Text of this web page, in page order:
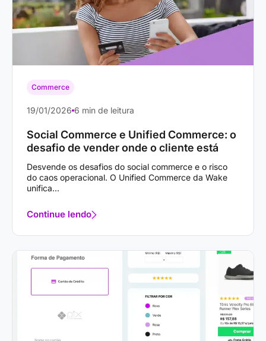
Commerce
19/01/2026 6 min de leitura
Social Commerce e Unified Commerce: o
desafio de vender onde o cliente está
Desvende os desafios do social commerce e o risco
do caos operacional. O Unified Commerce da Wake
unifica...
Continue lendo